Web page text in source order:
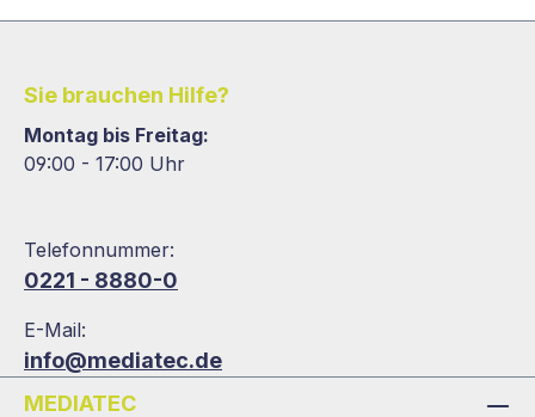
Sie brauchen Hilfe?
Montag bis Freitag:
09:00 - 17:00 Uhr
Telefonnummer:
0221 - 8880-0
E-Mail:
info@mediatec.de
MEDIATEC